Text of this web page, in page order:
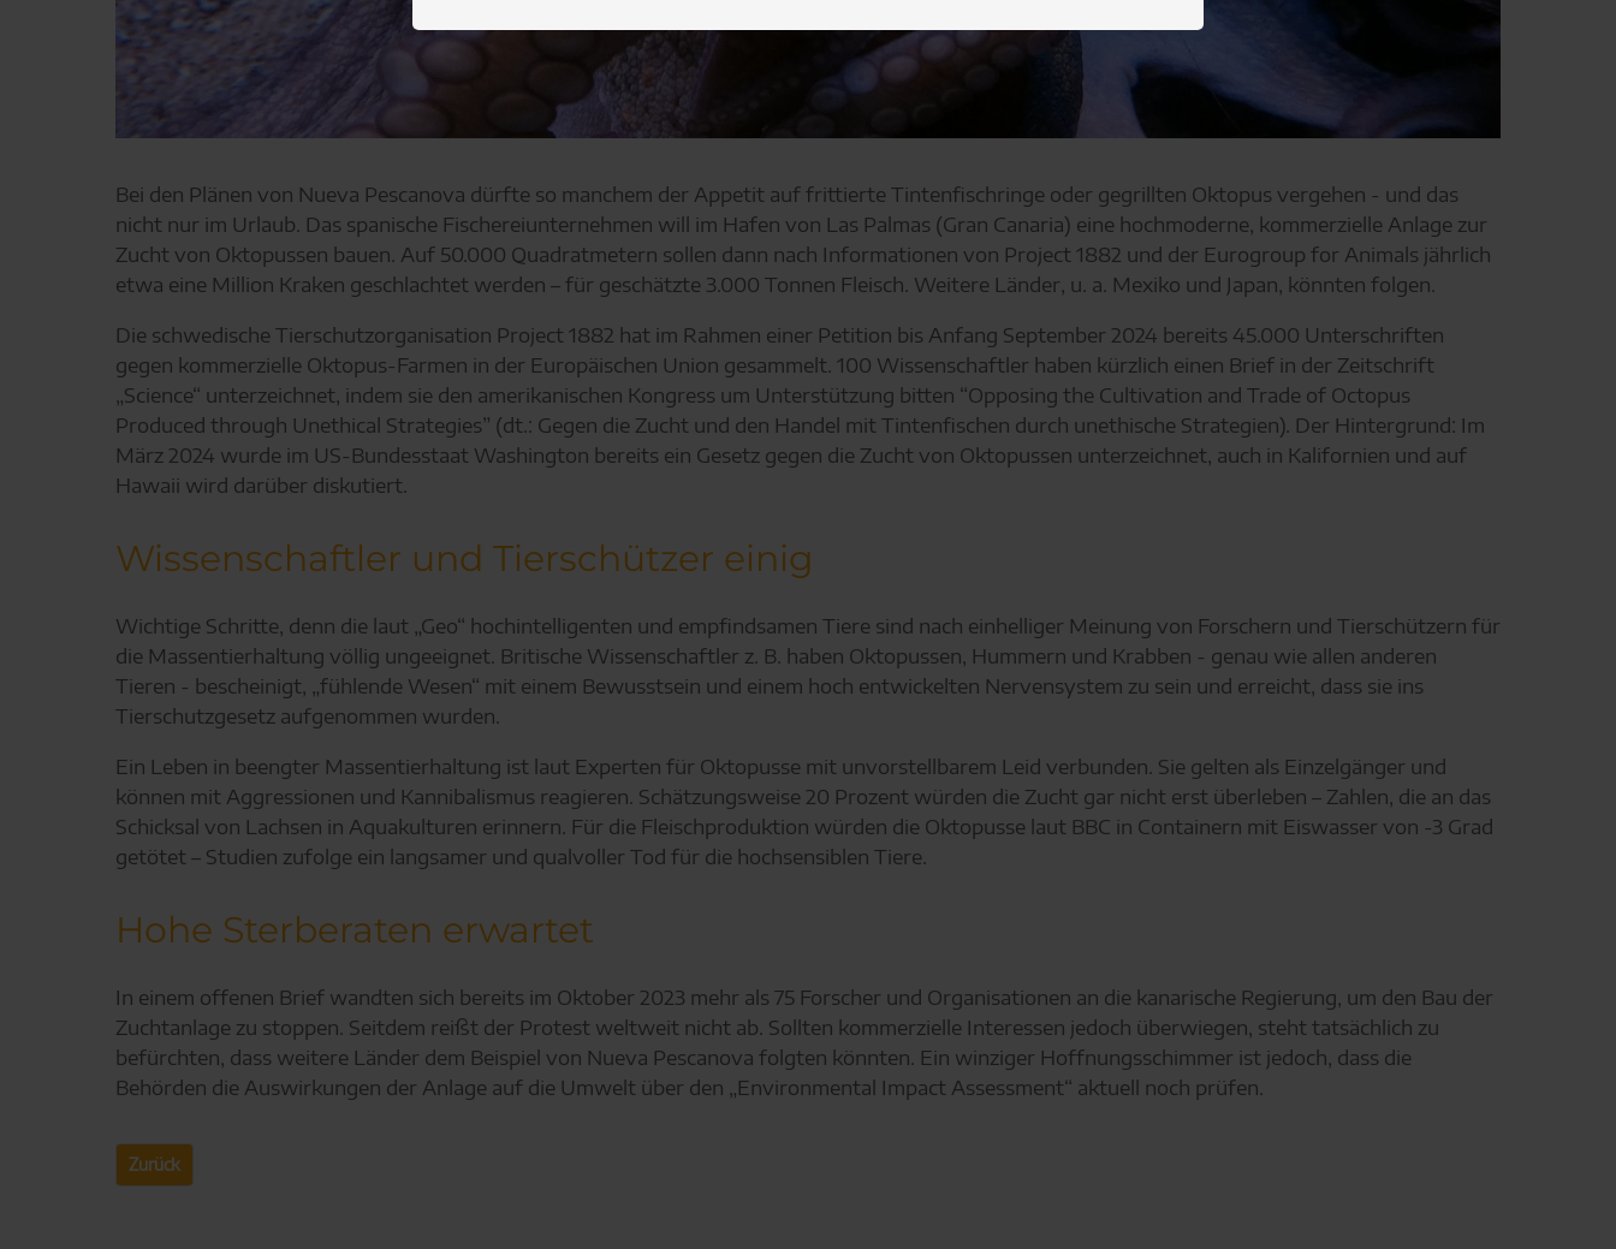
Bei den Plänen von Nueva Pescanova dürfte so manchem der Appetit auf frittierte Tintenfischringe oder gegrillten Oktopus vergehen - und das
nicht nur im Urlaub. Das spanische Fischereiunternehmen will im Hafen von Las Palmas (Gran Canaria) eine hochmoderne, kommerzielle Anlage zur
Zucht von Oktopussen bauen. Auf 50.000 Quadratmetern sollen dann nach Informationen von Project 1882 und der Eurogroup for Animals jährlich
etwa eine Million Kraken geschlachtet werden – für geschätzte 3.000 Tonnen Fleisch. Weitere Länder, u. a. Mexiko und Japan, könnten folgen.
Die schwedische Tierschutzorganisation Project 1882 hat im Rahmen einer Petition bis Anfang September 2024 bereits 45.000 Unterschriften
gegen kommerzielle Oktopus-Farmen in der Europäischen Union gesammelt. 100 Wissenschaftler haben kürzlich einen Brief in der Zeitschrift
„Science“ unterzeichnet, indem sie den amerikanischen Kongress um Unterstützung bitten “Opposing the Cultivation and Trade of Octopus
Produced through Unethical Strategies” (dt.: Gegen die Zucht und den Handel mit Tintenfischen durch unethische Strategien). Der Hintergrund: Im
März 2024 wurde im US-Bundesstaat Washington bereits ein Gesetz gegen die Zucht von Oktopussen unterzeichnet, auch in Kalifornien und auf
Hawaii wird darüber diskutiert.
Wissenschaftler und Tierschützer einig
Wichtige Schritte, denn die laut „Geo“ hochintelligenten und empfindsamen Tiere sind nach einhelliger Meinung von Forschern und Tierschützern für
die Massentierhaltung völlig ungeeignet. Britische Wissenschaftler z. B. haben Oktopussen, Hummern und Krabben - genau wie allen anderen
Tieren - bescheinigt, „fühlende Wesen“ mit einem Bewusstsein und einem hoch entwickelten Nervensystem zu sein und erreicht, dass sie ins
Tierschutzgesetz aufgenommen wurden.
Ein Leben in beengter Massentierhaltung ist laut Experten für Oktopusse mit unvorstellbarem Leid verbunden. Sie gelten als Einzelgänger und
können mit Aggressionen und Kannibalismus reagieren. Schätzungsweise 20 Prozent würden die Zucht gar nicht erst überleben – Zahlen, die an das
Schicksal von Lachsen in Aquakulturen erinnern. Für die Fleischproduktion würden die Oktopusse laut BBC in Containern mit Eiswasser von -3 Grad
getötet – Studien zufolge ein langsamer und qualvoller Tod für die hochsensiblen Tiere.
Hohe Sterberaten erwartet
In einem offenen Brief wandten sich bereits im Oktober 2023 mehr als 75 Forscher und Organisationen an die kanarische Regierung, um den Bau der
Zuchtanlage zu stoppen. Seitdem reißt der Protest weltweit nicht ab. Sollten kommerzielle Interessen jedoch überwiegen, steht tatsächlich zu
befürchten, dass weitere Länder dem Beispiel von Nueva Pescanova folgten könnten. Ein winziger Hoffnungsschimmer ist jedoch, dass die
Behörden die Auswirkungen der Anlage auf die Umwelt über den „Environmental Impact Assessment“ aktuell noch prüfen.
Zurück